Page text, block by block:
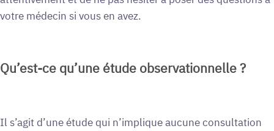
votre médecin si vous en avez.
Qu’est-ce qu’une étude observationnelle ?
Il s’agit d’une étude qui n’implique aucune consultation